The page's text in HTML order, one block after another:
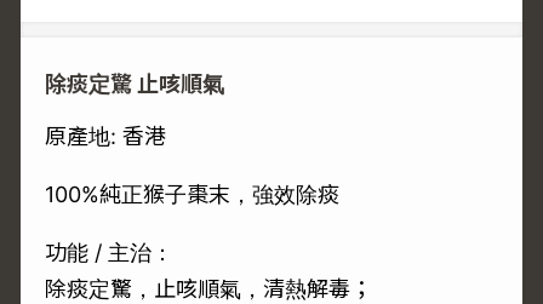
除痰定驚 止咳順氣
原產地: 香港
100%純正猴子棗末，強效除痰
功能 / 主治：
除痰定驚，止咳順氣，清熱解毒；